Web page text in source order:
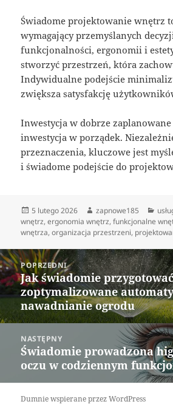
Świadome projektowanie wnętrz
wymagający przemyślanych
funkcjonalności, ergonomii i
stworzyć przestrzeń, która
Indywidualne podejście
zwiększa satysfakcję
Inwestycja w dobrze
inwestycja w porządek.
przeznaczenia, kluczowe jest
i świadome podejście do
Data
publikacji
5 lutego 2026 Autor
zapnowe185
wnętrz,ergonomia wnętrz,funkcjonalne
wnętrza,organizacja przestrzeni,
Nawigacja
wpisuPOPRZEDNI
Poprzedni
wpis:
Jak świadomie
zoptymalizowane
nawadnianie ogrodu
NASTĘPNY
Następny
wpis:
Świadomie prowadzona
oczu w codziennym
Dumnie wspierane przez WordPress